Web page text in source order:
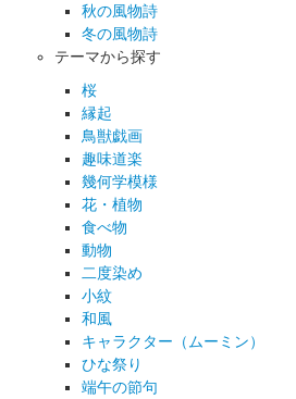
秋の風物詩
冬の風物詩
テーマから探す
桜
縁起
鳥獣戯画
趣味道楽
幾何学模様
花・植物
食べ物
動物
二度染め
小紋
和風
キャラクター（ムーミン）
ひな祭り
端午の節句